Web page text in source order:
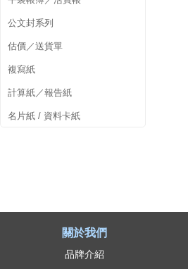
公文封系列
估價／送貨單
複寫紙
計算紙／報告紙
名片紙 / 資料卡紙
關於我們
品牌介紹